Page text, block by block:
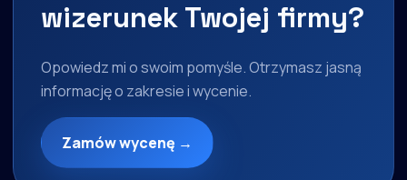
wizerunek Twojej firmy?
Opowiedz mi o swoim pomyśle. Otrzymasz jasną
informację o zakresie i wycenie.
Zamów wycenę →